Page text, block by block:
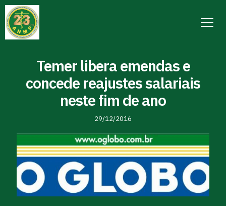
Temer libera emendas e
concede reajustes salariais
neste fim de ano
29/12/2016